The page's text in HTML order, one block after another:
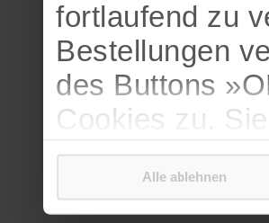
fortlaufend zu
Bestellungen
des Buttons
Cookies zu.
verschiedenen
bestätigen.
Alle ablehnen